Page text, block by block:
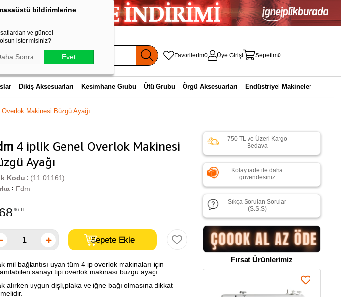
bildirimlerine
ve güncel
ister misiniz?
Sonra Evet Favorilerim0 Üye Girişi Sepetim0
Dikiş Aksesuarları Kesimhane Grubu Ütü Grubu Örgü Aksesuarları Endüstriyel Makineler
Makinesi Büzgü Ayağı
4 iplik Genel Overlok Makinesi
Ayağı
(11.01161)
Kodu
: Fdm
96 TL
mil bağlantısı uyan tüm 4 ip overlok makinaları için
sanayi tipi overlok makinası büzgü ayağı
alırken uygun dişli,plaka ve iğne bağı olmasına dikkat
750 TL ve Üzeri Kargo
Bedava
Kolay iade ile daha
güvendesiniz
Sıkça Sorulan Sorular
(S.S.S)
Fırsat Ürünlerimiz